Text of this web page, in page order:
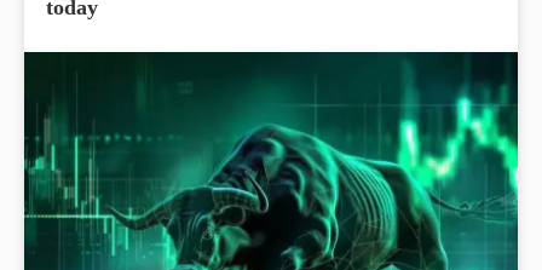
today